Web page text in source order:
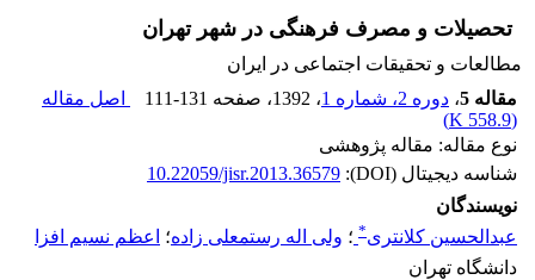
تحصیلات و مصرف فرهنگی در شهر تهران
مطالعات و تحقیقات اجتماعی در ایران
مقاله 5
، دوره 2، شماره 1 ، 1392 ، صفحه 111-131
اصل مقاله
(
558.9 K
)
نوع مقاله: مقاله پژوهشی
شناسه دیجیتال (DOI):
10.22059/jisr.2013.36579
نویسندگان
عبدالحسین کلانتری* ؛ ولی اله رستمعلی زاده؛
اعظم نسیم افزا
دانشگاه تهران